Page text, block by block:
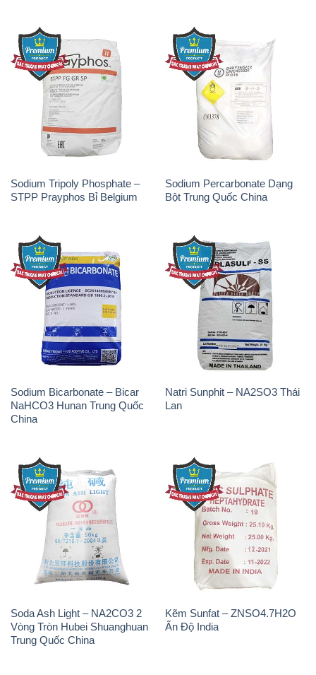
Sodium Tripoly Phosphate –
STPP Prayphos Bỉ Belgium
Sodium Percarbonate Dạng
Bột Trung Quốc China
Sodium Bicarbonate – Bicar
NaHCO3 Hunan Trung Quốc
Natri Sunphit – NA2SO3 Thái
Soda Ash Light – NA2CO3 2
Vòng Tròn Hubei Shuanghuan
Trung Quốc China
Kẽm Sunfat – ZNSO4.7H2O
Ấn Độ India